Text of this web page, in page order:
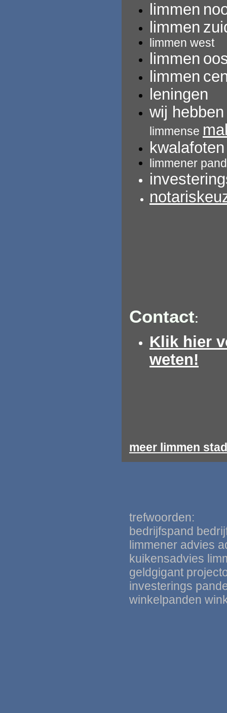
limmen
limmen
limmen west
limmen
limmen
leningen
wij
limmense
limmener
Contact:
Klik hier
weten!
meer limmen
trefwoorden:
bedrijfspand
limmener advies
kuikensadvies
geldgigant
investerings
winkelpanden